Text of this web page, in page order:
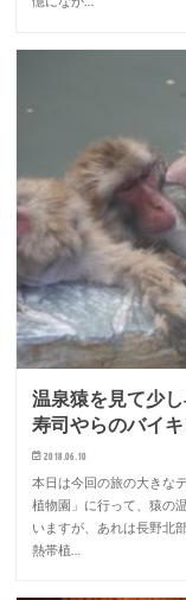
温泉猿を見て少
寿司やらのバイ
2018.06.10
本日は今回の旅の大きな
植物園」に行って、猿の
いますが、あれは長野北
熱帯植…